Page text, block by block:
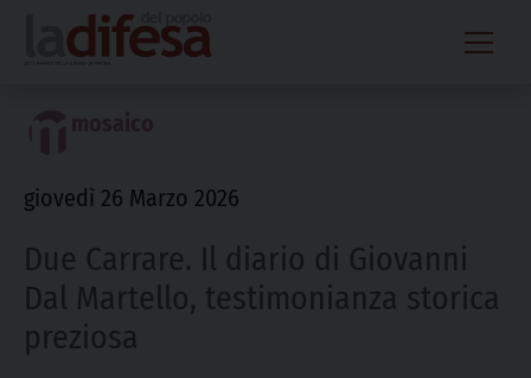
content
giovedì 26 Marzo 2026
Due Carrare. Il diario di Giovanni
Dal Martello, testimonianza storica
preziosa